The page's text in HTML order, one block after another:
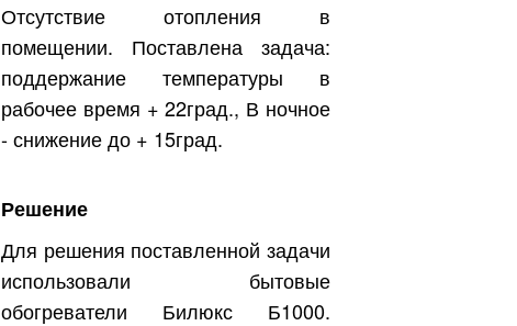
Отсутствие отопления в
помещении. Поставлена ​​задача:
поддержание температуры в
рабочее время + 22град., В ночное
- снижение до + 15град.
Решение
Для решения поставленной задачи
использовали бытовые
обогреватели Билюкс Б1000.